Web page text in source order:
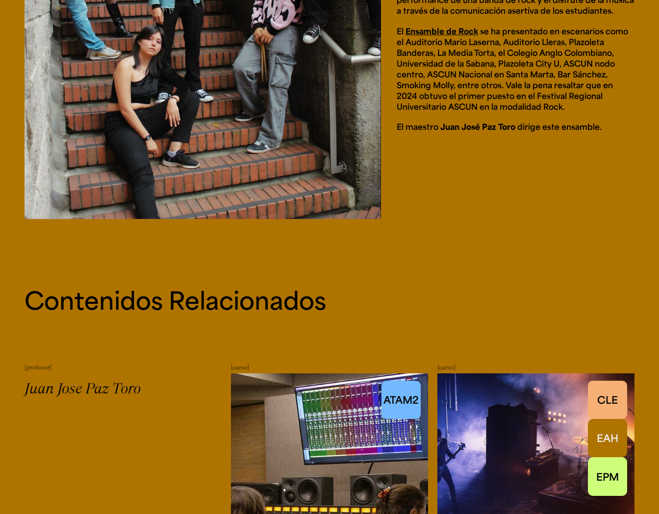
a través de la comunicación asertiva de los estudiantes.
El Ensamble de Rockse ha presentado en escenarios como
el Auditorio Mario Laserna, Auditorio Lleras, Plazoleta
Banderas, La Media Torta, el Colegio Anglo Colombiano,
Universidad de la Sabana, Plazoleta City U, ASCUN nodo
centro, ASCUN Nacional en Santa Marta, Bar Sánchez,
Smoking Molly, entre otros. Vale la pena resaltar que en
2024 obtuvo el primer puesto en el Festival Regional
Universitario ASCUN en la modalidad Rock.
El maestroJuan José Paz Torodirige este ensamble.
Contenidos Relacionados
profesor
Juan Jose Paz Toro
curso
ATAM2
curso
CLE
EAH
EPM